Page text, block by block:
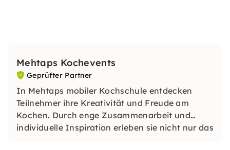
Mehtaps Kochevents
Geprüfter Partner
In Mehtaps mobiler Kochschule entdecken
Teilnehmer ihre Kreativität und Freude am
Kochen. Durch enge Zusammenarbeit und
individuelle Inspiration erleben sie nicht nur das